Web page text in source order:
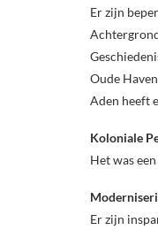
Er zijn
Oude
Aden heeft
Koloniale
Het was
Er zijn